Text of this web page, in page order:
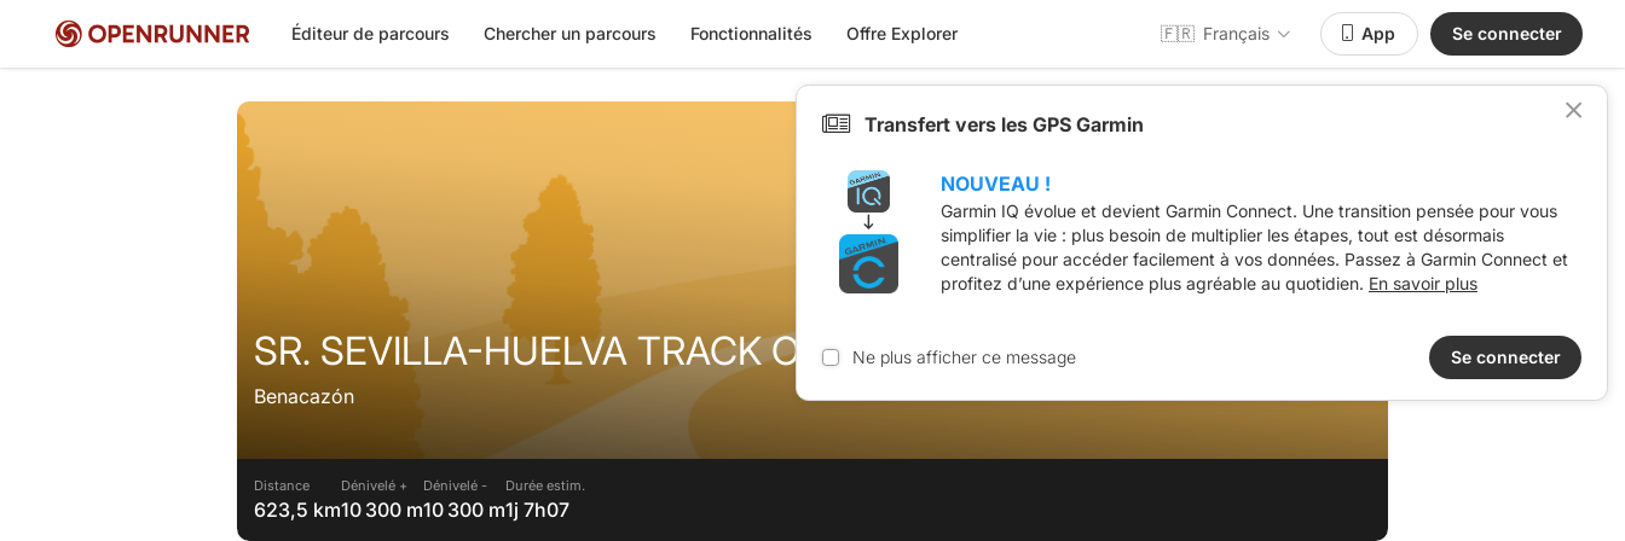
Éditeur de parcours Chercher un parcours Fonctionnalités Offre Explorer 🇫🇷 Français App Se connecter
SR. SEVILLA-HUELVA TRACK OFICIAL
Benacazón
Distance
623,5 km
Dénivelé +
10 300 m
Dénivelé -
10 300 m
Durée estim.
1j 7h07
Transfert vers les GPS Garmin
NOUVEAU !
Garmin IQ évolue et devient Garmin Connect. Une transition pensée pour vous
simplifier la vie : plus besoin de multiplier les étapes, tout est désormais
centralisé pour accéder facilement à vos données. Passez à Garmin Connect et
profitez d’une expérience plus agréable au quotidien. En savoir plus
Ne plus afficher ce message Se connecter